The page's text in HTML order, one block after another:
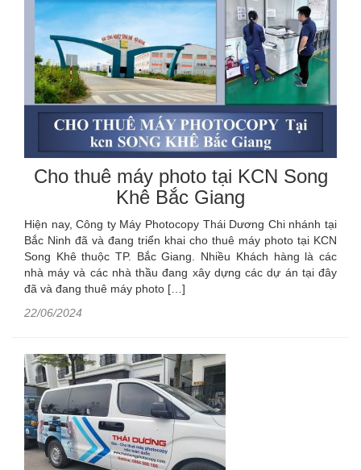
Cho thuê máy photo tại KCN Song
Khê Bắc Giang
Hiện nay, Công ty Máy Photocopy Thái Dương Chi nhánh tại
Bắc Ninh đã và đang triển khai cho thuê máy photo tại KCN
Song Khê thuộc TP. Bắc Giang. Nhiều Khách hàng là các
nhà máy và các nhà thầu đang xây dựng các dự án tại đây
đã và đang thuê máy photo […]
22/06/2024